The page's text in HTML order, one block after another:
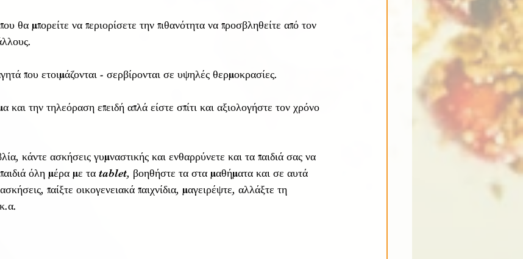
θα μπορείτε να περιορίσετε την πιθανότητα να προσβληθείτε από τον
που ετοιμάζονται - σερβίρονται σε υψηλές θερμοκρασίες.
και την τηλεόραση επειδή απλά είστε σπίτι και αξιολογήστε τον χρόνο
κάντε ασκήσεις γυμναστικής και ενθαρρύνετε και τα παιδιά σας να
όλη μέρα με τα tablet, βοηθήστε τα στα μαθήματα και σε αυτά
παίξτε οικογενειακά παιχνίδια, μαγειρέψτε, αλλάξτε τη